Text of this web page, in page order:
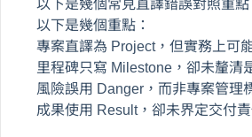
以下是幾個常見直譯錯誤對照重點
以下是幾個重點：
專案直譯為 Project，但實務上可
里程碑只寫 Milestone，卻未釐清
風險誤用 Danger，而非專案管理
成果使用 Result，卻未界定交付